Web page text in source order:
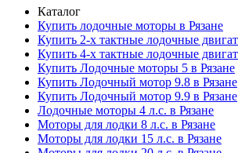
Каталог
Купить лодочные моторы в Рязане
Купить 2-х тактные лодочные
Купить 4-х тактные лодочные
Купить Лодочные моторы 5 в Рязане
Купить Лодочный мотор 9.8 в Рязане
Купить Лодочный мотор 9.9 в Рязане
Лодочные моторы 4 л.с. в Рязане
Моторы для лодки 8 л.с. в Рязане
Моторы для лодки 15 л.с. в Рязане